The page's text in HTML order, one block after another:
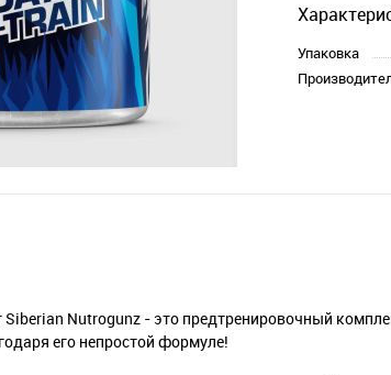
Упаковка
Siberian Nutrogunz - это предтренировочный
его непростой формуле!